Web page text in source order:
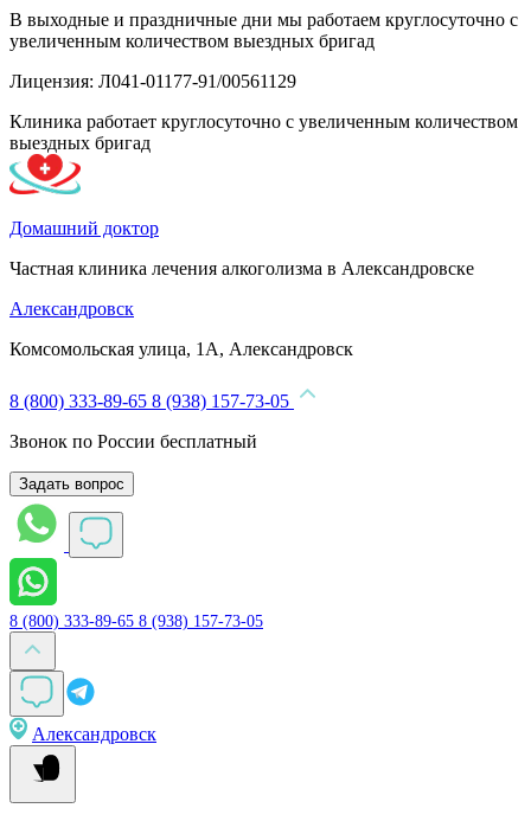
В выходные и праздничные дни мы работаем круглосуточно с
увеличенным количеством выездных бригад
Лицензия: Л041-01177-91/00561129
Клиника работает круглосуточно с увеличенным количеством
выездных бригад
Домашний доктор
Частная клиника лечения алкоголизма в Александровске
Александровск
Комсомольская улица, 1А, Александровск
8 (800) 333-89-65 8 (938) 157-73-05
Звонок по России бесплатный
Задать вопрос
8 (800) 333-89-65 8 (938) 157-73-05
Александровск